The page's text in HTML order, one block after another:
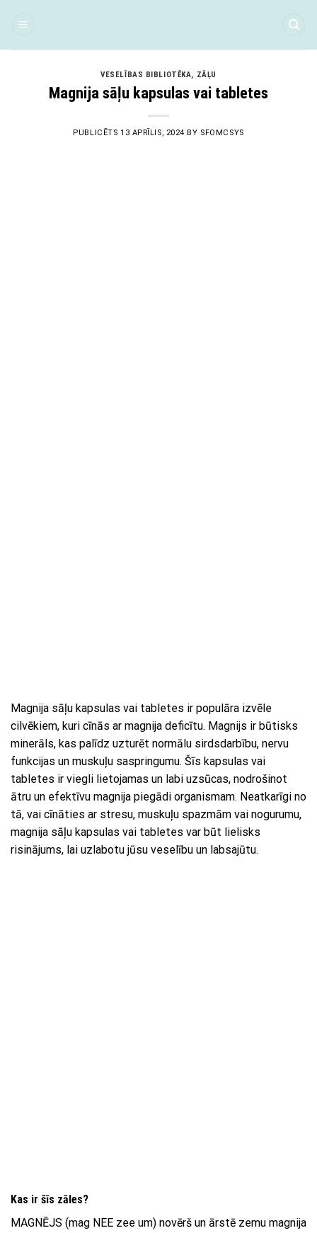
VESELĪBAS BIBLIOTĒKA, ZĀĻU
Magnija sāļu kapsulas vai tabletes
PUBLICĒTS 13 APRĪLIS, 2024 BY SFOMCSYS
Magnija sāļu kapsulas vai tabletes ir populāra izvēle
cilvēkiem, kuri cīnās ar magnija deficītu. Magnijs ir būtisks
minerāls, kas palīdz uzturēt normālu sirdsdarbību, nervu
funkcijas un muskuļu saspringumu. Šīs kapsulas vai
tabletes ir viegli lietojamas un labi uzsūcas, nodrošinot
ātru un efektīvu magnija piegādi organismam. Neatkarīgi no
tā, vai cīnāties ar stresu, muskuļu spazmām vai nogurumu,
magnija sāļu kapsulas vai tabletes var būt lielisks
risinājums, lai uzlabotu jūsu veselību un labsajūtu.
Kas ir šīs zāles?
MAGNĒJS (mag NEE zee ​​um) novērš un ārstē zemu magnija